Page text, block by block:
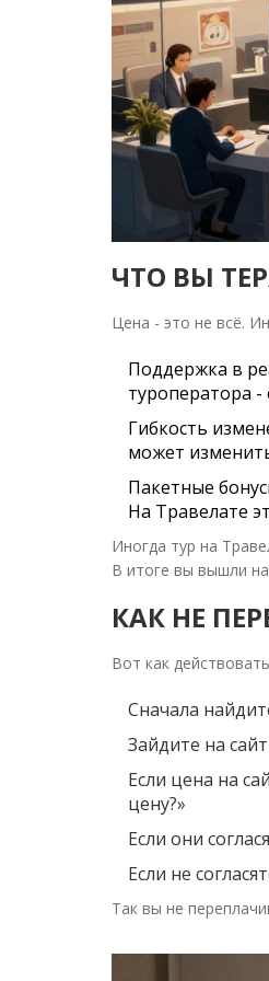
ЧТО ВЫ
Цена - это не всё.
Поддержка в
туроператора -
Гибкость
может
Пакетные
На Травелате
Иногда тур на
В итоге вы вышли
КАК НЕ
Вот как
Сначала
Зайдите на
Если цена на
цену?»
Если они
Если не
Так вы не